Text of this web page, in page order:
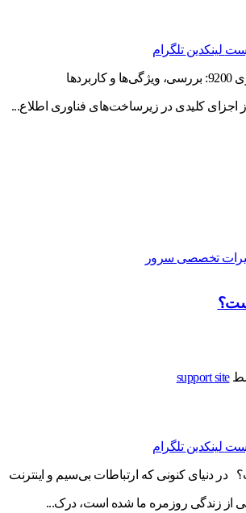
لینکدین تلگرام
سوئیچ‌های سیسکو سری 9200: بررسی، ویژگی‌ها و کاربردها
اجزای کلیدی در زیرساخت‌های فناوری اطلاع...
تخصصی سرور
support site
لینکدین تلگرام
دنیای کنونی که ارتباطات بی‌سیم و اینترنت
از زندگی روزمره ما شده است، درک...